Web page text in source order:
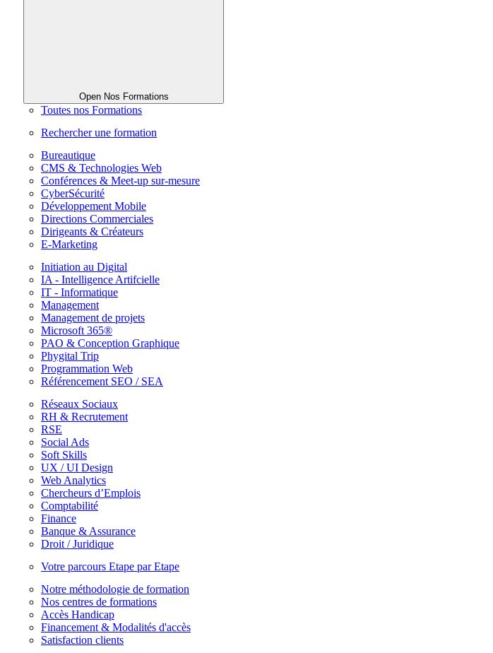
Open Nos Formations
Toutes nos Formations
Rechercher une formation
Bureautique
CMS & Technologies Web
Conférences & Meet-up sur-mesure
CyberSécurité
Développement Mobile
Directions Commerciales
Dirigeants & Créateurs
E-Marketing
Initiation au Digital
IA - Intelligence Artifcielle
IT - Informatique
Management
Management de projets
Microsoft 365®
PAO & Conception Graphique
Phygital Trip
Programmation Web
Référencement SEO / SEA
Réseaux Sociaux
RH & Recrutement
RSE
Social Ads
Soft Skills
UX / UI Design
Web Analytics
Chercheurs d’Emplois
Comptabilité
Finance
Banque & Assurance
Droit / Juridique
Votre parcours Etape par Etape
Notre méthodologie de formation
Nos centres de formations
Accès Handicap
Financement & Modalités d'accès
Satisfaction clients